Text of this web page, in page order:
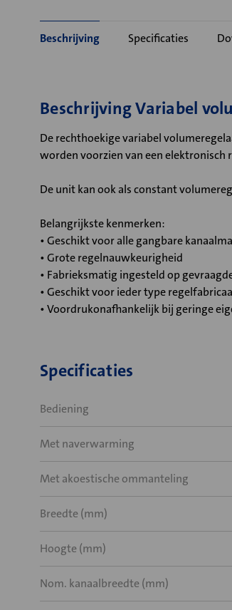
Beschrijving Specificaties
Beschrijving Variabel
De rechthoekige variabel
worden voorzien van een
De unit kan ook als constant
Belangrijkste kenmerken:
• Geschikt voor alle gangbare
• Grote regelnauwkeurigheid
• Fabrieksmatig ingesteld op
• Geschikt voor ieder type
• Voordrukonafhankelijk bij geringe
Specificaties
Bediening
Met naverwarming
Met akoestische ommanteling
Breedte (mm)
Hoogte (mm)
Nom. kanaalbreedte (mm)